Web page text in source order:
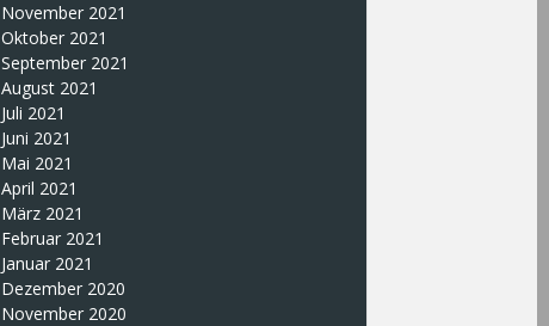
November 2021
Oktober 2021
September 2021
August 2021
Juli 2021
Juni 2021
Mai 2021
April 2021
März 2021
Februar 2021
Januar 2021
Dezember 2020
November 2020